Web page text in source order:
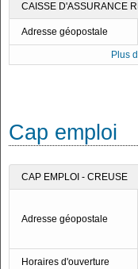
CAISSE D'ASSURANCE
Adresse géopostale
Plus
Cap emploi
CAP EMPLOI - CREUSE
Adresse géopostale
Horaires d'ouverture